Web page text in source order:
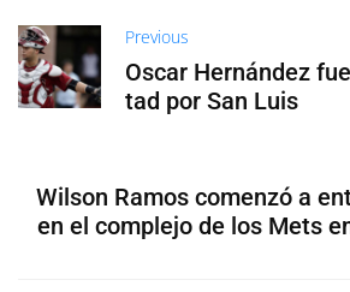
Previous
Oscar Hernández
tad por San Luis
Wilson Ramos comenzó a
en el complejo de los Mets